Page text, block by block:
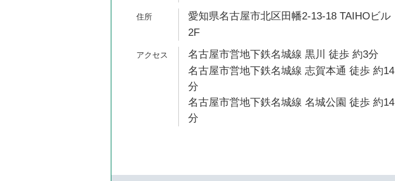
愛知県名古屋市北区田幡2-13-18 TAIHOビル
2F
名古屋市営地下鉄名城線 黒川 徒歩 約3分
名古屋市営地下鉄名城線 志賀本通 徒歩 約14
分
名古屋市営地下鉄名城線 名城公園 徒歩 約14
分